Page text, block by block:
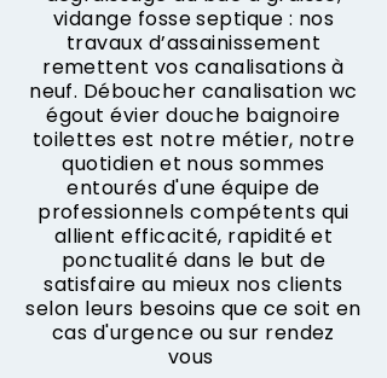
vidange fosse septique : nos
travaux d’assainissement
remettent vos canalisations à
neuf. Déboucher canalisation wc
égout évier douche baignoire
toilettes est notre métier, notre
quotidien et nous sommes
entourés d'une équipe de
professionnels compétents qui
allient efficacité, rapidité et
ponctualité dans le but de
satisfaire au mieux nos clients
selon leurs besoins que ce soit en
cas d'urgence ou sur rendez
vous